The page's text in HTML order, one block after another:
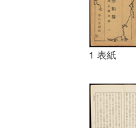
1 表紙